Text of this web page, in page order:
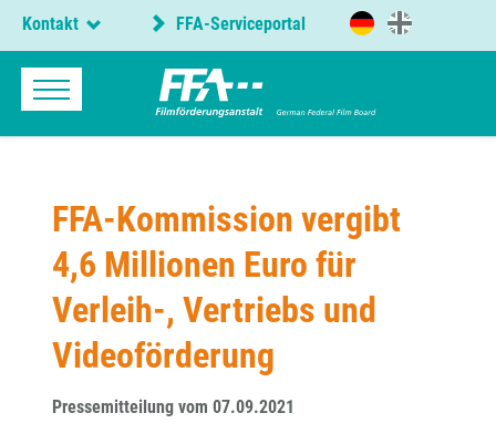
Kontakt FFA-Serviceportal
FFA-Kommission vergibt
4,6 Millionen Euro für
Verleih-, Vertriebs und
Videoförderung
Pressemitteilung vom 07.09.2021